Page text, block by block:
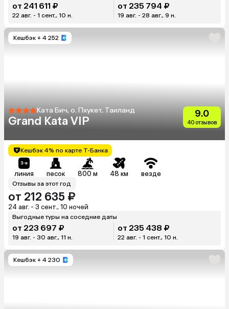
от 241 611 ₽
22 авг. - 1 сент., 10 н.
от 235 794 ₽
19 авг. - 28 авг., 9 н.
Кешбэк + 4 252
Ката Бич, о. Пхукет, Таиланд
Grand Kata VIP
9.0
40 отзывов
Кешбэк 4% по карте Т-Банка
линия песок 800 м 48 км везде
Отзывы за этот год
от 212 635 ₽
24 авг. - 3 сент., 10 ночей
Выгодные туры на соседние даты
от 223 697 ₽
19 авг. - 30 авг., 11 н.
от 235 438 ₽
22 авг. - 1 сент., 10 н.
Кешбэк + 4 230